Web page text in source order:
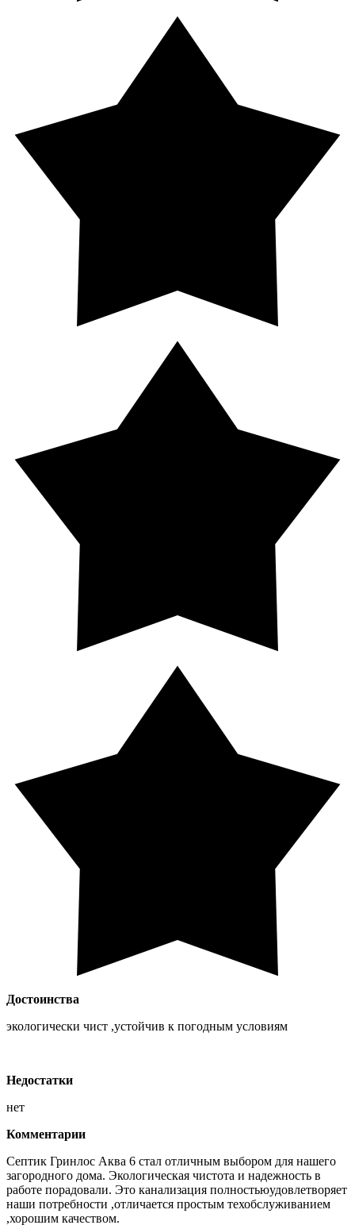
Достоинства
экологически чист ,устойчив к погодным условиям
Недостатки
нет
Комментарии
Септик Гринлос Аква 6 стал отличным выбором для нашего
загородного дома. Экологическая чистота и надежность в
работе порадовали. Это канализация полностьюудовлетворяет
наши потребности ,отличается простым техобслуживанием
,хорошим качеством.